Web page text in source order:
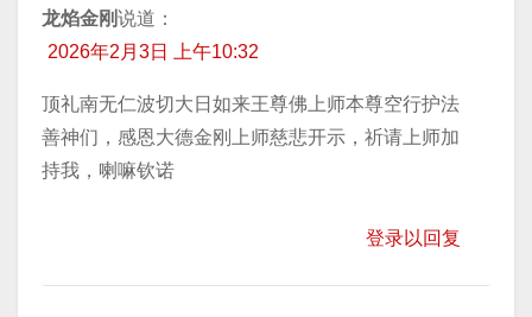
龙焰金刚说道：
2026年2月3日 上午10:32
顶礼南无仁波切大日如来王尊佛上师本尊空行护法
善神们，感恩大德金刚上师慈悲开示，祈请上师加
持我，喇嘛钦诺
登录以回复